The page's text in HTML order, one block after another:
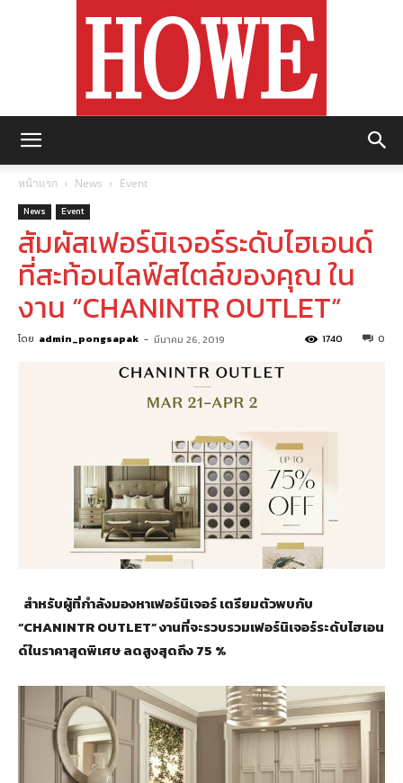
หน้าแรก News Event
News Event
สัมผัสเฟอร์นิเจอร์ระดับไฮเอนด์
ที่สะท้อนไลฟ์สไตล์ของคุณ ใน
งาน “CHANINTR OUTLET”
โดย admin_pongsapak - มีนาคม 26, 2019 0
1740
สำหรับผู้ที่กำลังมองหาเฟอร์นิเจอร์ เตรียมตัวพบกับ
“CHANINTR OUTLET” งานที่จะรวบรวมเฟอร์นิเจอร์ระดับไฮเอน
ด์ในราคาสุดพิเศษ ลดสูงสุดถึง 75 %